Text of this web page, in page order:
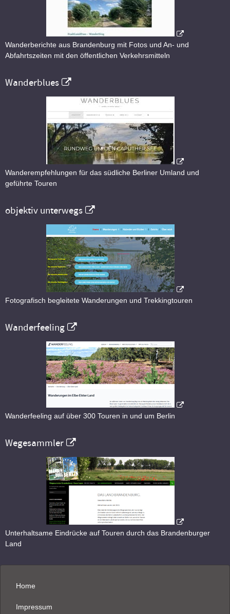
Wanderberichte aus Brandenburg mit Fotos und An- und
Abfahrtszeiten mit den öffentlichen Verkehrsmitteln
Wanderblues
Wanderempfehlungen für das südliche Berliner Umland und
geführte Touren
objektiv unterwegs
Fotografisch begleitete Wanderungen und Trekkingtouren
Wanderfeeling
Wanderfeeling auf über 300 Touren in und um Berlin
Wegesammler
Unterhaltsame Eindrücke auf Touren durch das Brandenburger
Land
Home
Impressum